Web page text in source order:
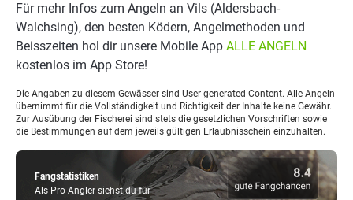
Fangstatistiken
Als Pro-Angler siehst du für
Für mehr Infos zum Angeln an Vils (Aldersbach-
Walchsing), den besten Ködern, Angelmethoden und
Beisszeiten hol dir unsere Mobile App ALLE ANGELN
kostenlos im App Store!
Die Angaben zu diesem Gewässer sind User generated Content. Alle Angeln
übernimmt für die Vollständigkeit und Richtigkeit der Inhalte keine Gewähr.
Zur Ausübung der Fischerei sind stets die gesetzlichen Vorschriften sowie
die Bestimmungen auf dem jeweils gültigen Erlaubnisschein einzuhalten.